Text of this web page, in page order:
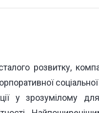
розвитку,
у зрозумілому